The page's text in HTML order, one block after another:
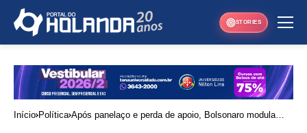
STORIES
Início Política Após panelaço e perda de apoio, Bolsonaro modula